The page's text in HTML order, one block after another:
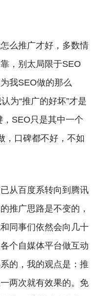
么推广才好，多数情
，别太局限于SEO
我SEO做的那么
为“推广的好坏”才是
SEO只是其中一个
，口碑都不好，不如
从百度系转向到腾讯
推广思路是不变的，
同事们依然会向几十
个自媒体平台做互动
的，我的观点是：推
两次就有效果的。免